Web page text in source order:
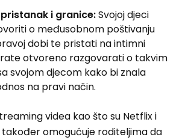
i granice:Svojoj djeci
o međusobnom poštivanju
dobi te pristati na intimni
otvoreno razgovarati o takvim
svojom djecom kako bi znala
na pravi način.
videa kao što su Netflix i
također omogućuje roditeljima da